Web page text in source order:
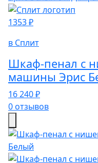
1353 ₽
в Сплит
Шкаф-пенал с
машины Эрис
16 240 ₽
0 отзывов